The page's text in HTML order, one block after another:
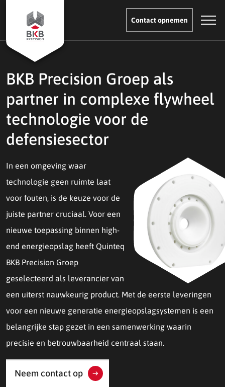
Contact opnemen
BKB Precision Groep als
partner in complexe flywheel
technologie voor de
defensiesector
In een omgeving waar
technologie geen ruimte laat
voor fouten, is de keuze voor de
juiste partner cruciaal. Voor een
nieuwe toepassing binnen high-
end energieopslag heeft Quinteq
BKB Precision Groep
geselecteerd als leverancier van
een uiterst nauwkeurig product. Met de eerste leveringen
voor een nieuwe generatie energieopslagsystemen is een
belangrijke stap gezet in een samenwerking waarin
precisie en betrouwbaarheid centraal staan.
Neem contact op